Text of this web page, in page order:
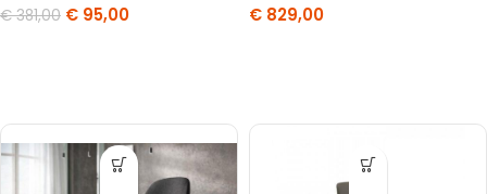
€381,00 € 95,00 € 829,00